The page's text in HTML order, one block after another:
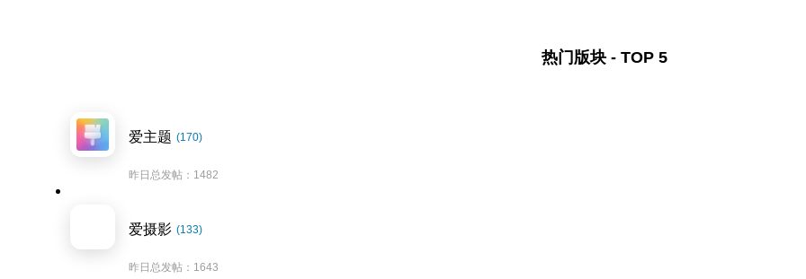
热门版块 - TOP 5
爱主题 (170)
昨日总发帖：1482
爱摄影 (133)
昨日总发帖：1643